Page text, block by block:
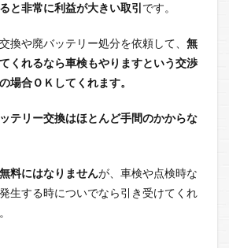
と非常に利益が大きい取引です。
換や廃バッテリー処分を依頼して、 無
くれるなら車検もやりますという交渉
場合ＯＫしてくれます。
テリー交換はほとんど手間のかからな
料にはなりませんが、車検や点検時な
生する時についでなら引き受けてくれ